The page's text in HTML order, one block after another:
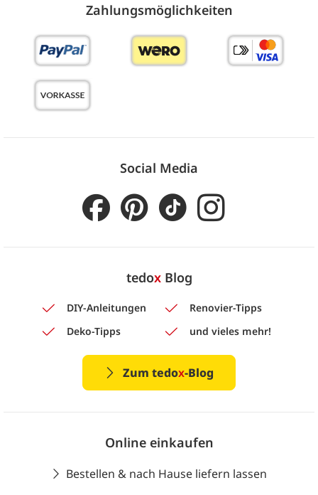
Zahlungs­möglich­keiten
Social Media
tedoxBlog
DIY-Anleitungen
Renovier-Tipps
Deko-Tipps
und vieles mehr!
Zum tedox-Blog
Online einkaufen
Bestellen & nach Hause liefern lassen